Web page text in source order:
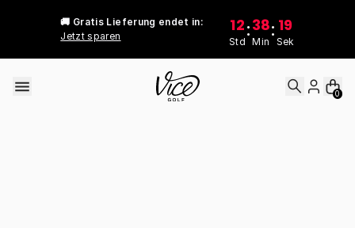
🚚 Gratis Lieferung endet in:
Jetzt sparen
12
Std
:38
Min
: 19
Sek
0